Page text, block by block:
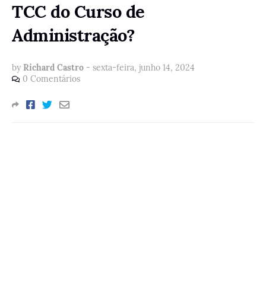
TCC do Curso de
Administração?
by Richard Castro - sexta-feira, junho 14, 2024
0 Comentários